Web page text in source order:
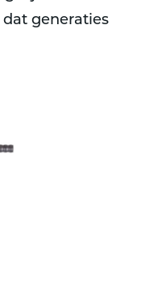
generaties